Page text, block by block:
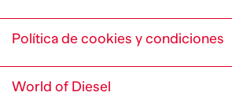
Política de cookies y condiciones
World of Diesel